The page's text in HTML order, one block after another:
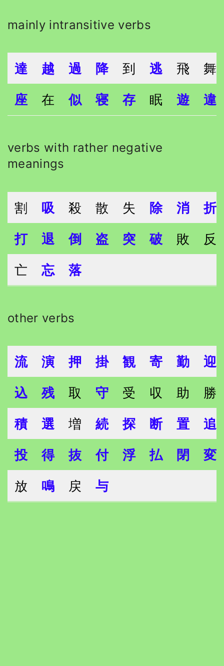
mainly intransitive verbs
達 越 過 降 到 逃 飛
舞
座
在 似 寝 存 眠 遊 違
verbs with rather negative
meanings
割 吸 殺 散 失 除 消
折
打
退 倒 盗 突 破 敗
反
亡
忘 落
other verbs
流 演 押 掛 観 寄 勤
迎
込
残 取 守 受 収 助
勝
積
選 増 続 探 断 置
追
投
得 抜 付 浮 払 閉
変
放
鳴 戻 与